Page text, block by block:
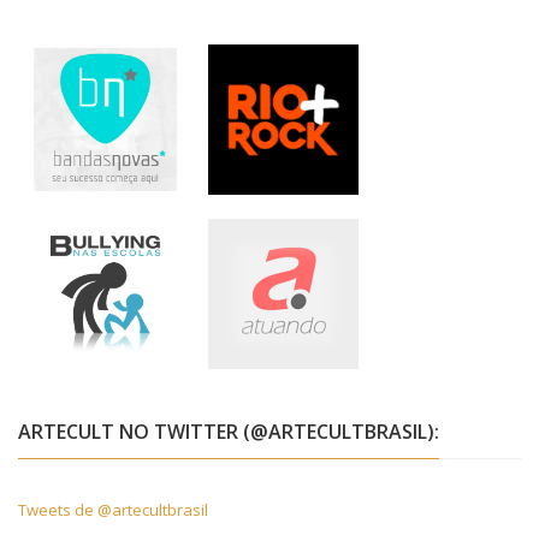
ARTECULT NO TWITTER (@ARTECULTBRASIL):
Tweets de @artecultbrasil